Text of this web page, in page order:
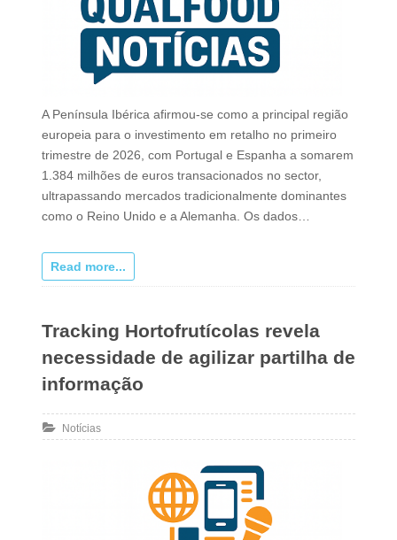
A Península Ibérica afirmou-se como a principal região
europeia para o investimento em retalho no primeiro
trimestre de 2026, com Portugal e Espanha a somarem
1.384 milhões de euros transacionados no sector,
ultrapassando mercados tradicionalmente dominantes
como o Reino Unido e a Alemanha. Os dados…
Read more...
Tracking Hortofrutícolas revela
necessidade de agilizar partilha de
informação
Notícias